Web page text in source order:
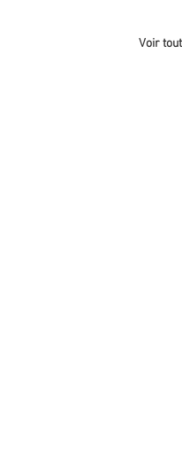
Voir tout